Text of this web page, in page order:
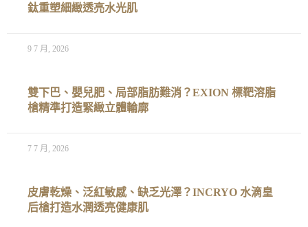
鈦重塑細緻透亮水光肌
9 7 月, 2026
雙下巴、嬰兒肥、局部脂肪難消？EXION 標靶溶脂
槍精準打造緊緻立體輪廓
7 7 月, 2026
皮膚乾燥、泛紅敏感、缺乏光澤？INCRYO 水滴皇
后槍打造水潤透亮健康肌